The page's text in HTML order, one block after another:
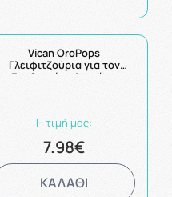
Vican OroPops
Γλειφιτζούρια για τον
Ερεθισμένο Λαιμό με
Η τιμή μας:
7.98€
ΚΑΛΑΘΙ